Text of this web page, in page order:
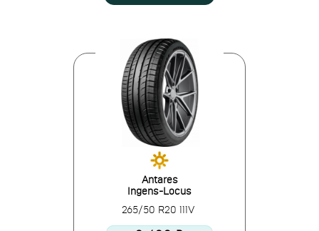
Antares
Ingens-Locus
265/50 R20 111V